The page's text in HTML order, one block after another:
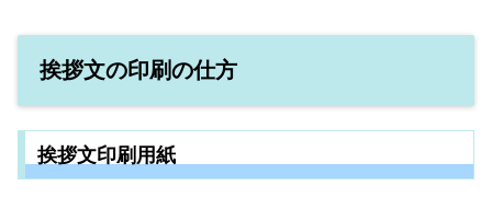
挨拶文の印刷の仕方
挨拶文印刷用紙